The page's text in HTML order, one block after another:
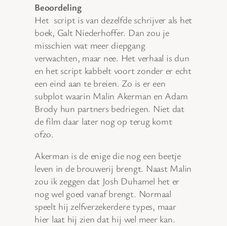
Beoordeling
Het script is van dezelfde schrijver als het
boek, Galt Niederhoffer. Dan zou je
misschien wat meer diepgang
verwachten, maar nee. Het verhaal is dun
en het script kabbelt voort zonder er echt
een eind aan te breien. Zo is er een
subplot waarin Malin Akerman en Adam
Brody hun partners bedriegen. Niet dat
de film daar later nog op terug komt
ofzo.
Akerman is de enige die nog een beetje
leven in de brouwerij brengt. Naast Malin
zou ik zeggen dat Josh Duhamel het er
nog wel goed vanaf brengt. Normaal
speelt hij zelfverzekerdere types, maar
hier laat hij zien dat hij wel meer kan.